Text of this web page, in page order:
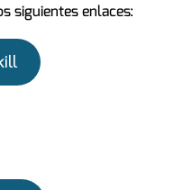
siguientes enlaces: